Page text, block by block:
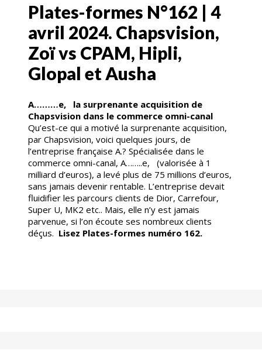
Plates-formes N°162 | 4
avril 2024. Chapsvision,
Zoï vs CPAM, Hipli,
Glopal et Ausha
A………e, la surprenante acquisition de
Chapsvision dans le commerce omni-canal
Qu’est-ce qui a motivé la surprenante acquisition,
par Chapsvision, voici quelques jours, de
l’entreprise française A.? Spécialisée dans le
commerce omni-canal, A……..e, (valorisée à 1
milliard d’euros), a levé plus de 75 millions d’euros,
sans jamais devenir rentable. L’entreprise devait
fluidifier les parcours clients de Dior, Carrefour,
Super U, MK2 etc.. Mais, elle n’y est jamais
parvenue, si l’on écoute ses nombreux clients
déçus. Lisez Plates-formes numéro 162.